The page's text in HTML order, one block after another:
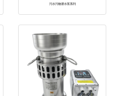
污水污物潜水泵系列